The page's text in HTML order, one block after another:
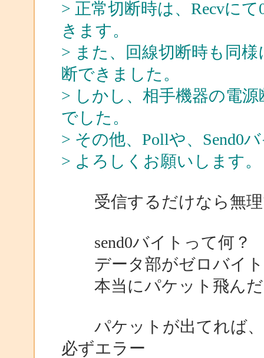
> 正常切断時は、Recvに
きます。
> また、回線切断時も同様
断できました。
> しかし、相手機器の電
でした。
> その他、Pollや、Send0
> よろしくお願いします。
受信するだけなら無理
send0バイトって何？
データ部がゼロバイト
本当にパケット飛んだ
パケットが出てれば、
必ずエラー